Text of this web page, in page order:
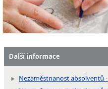
Další informace
Nezaměstnanost absolventů